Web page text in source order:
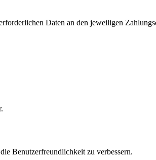
Daten an den jeweiligen
Benutzerfreundlichkeit zu verbessern.